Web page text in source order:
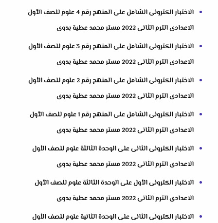
الاختبار الكترونى الشامل على المنهج رقم 4 علوم للصف الأول
الاعدادى الترم الثانى 2022 مستر محمد عطية بدوى
الاختبار الكترونى الشامل على المنهج رقم 3 علوم للصف الأول
الاعدادى الترم الثانى 2022 مستر محمد عطية بدوى
الاختبار الكترونى الشامل على المنهج رقم 2 علوم للصف الأول
الاعدادى الترم الثانى 2022 مستر محمد عطية بدوى
الاختبار الكترونى الشامل على المنهج رقم 1 علوم للصف الأول
الاعدادى الترم الثانى 2022 مستر محمد عطية بدوى
الاختبار الكترونى الثانى على الوحدة الثالثة علوم للصف الأول
الاعدادى الترم الثانى 2022 مستر محمد عطية بدوى
الاختبار الكترونى الأول على الوحدة الثالثة علوم للصف الأول
الاعدادى الترم الثانى 2022 مستر محمد عطية بدوى
الاختبار الكترونى الثانى على الوحدة الثانية علوم للصف الأول